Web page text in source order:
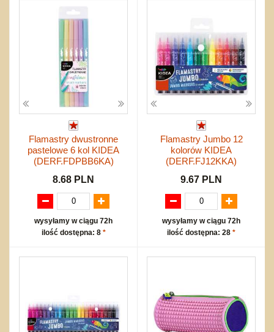
Flamastry dwustronne
pastelowe 6 kol KIDEA
(DERF.FDPBB6KA)
8.68 PLN
wysyłamy w ciągu 72h
ilość dostępna: 8 *
Flamastry Jumbo 12
kolorów KIDEA
(DERF.FJ12KKA)
9.67 PLN
wysyłamy w ciągu 72h
ilość dostępna: 28 *